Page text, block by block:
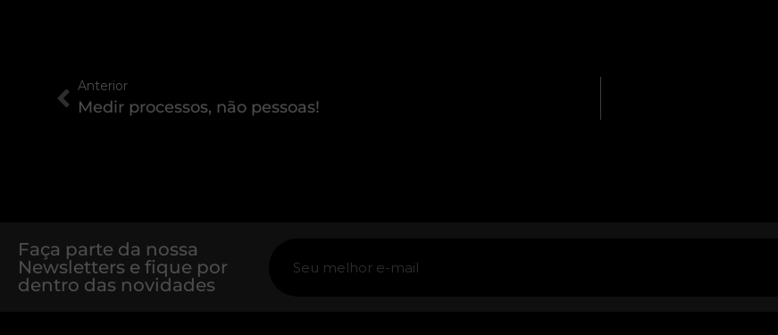
Anterior
Medir processos, não pessoas!
Faça parte da nossa
Newsletters e fique por
dentro das novidades